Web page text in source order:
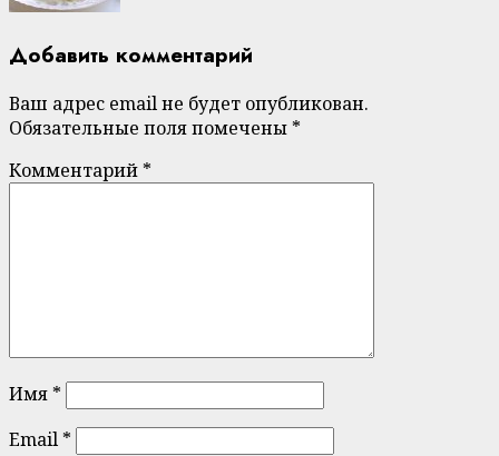
Добавить комментарий
Ваш адрес email не будет опубликован.
Обязательные поля помечены *
Комментарий *
Имя *
Email *